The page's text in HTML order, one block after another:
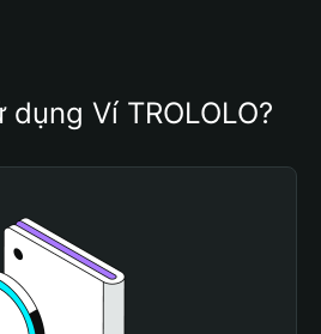
Ví TROLOLO?